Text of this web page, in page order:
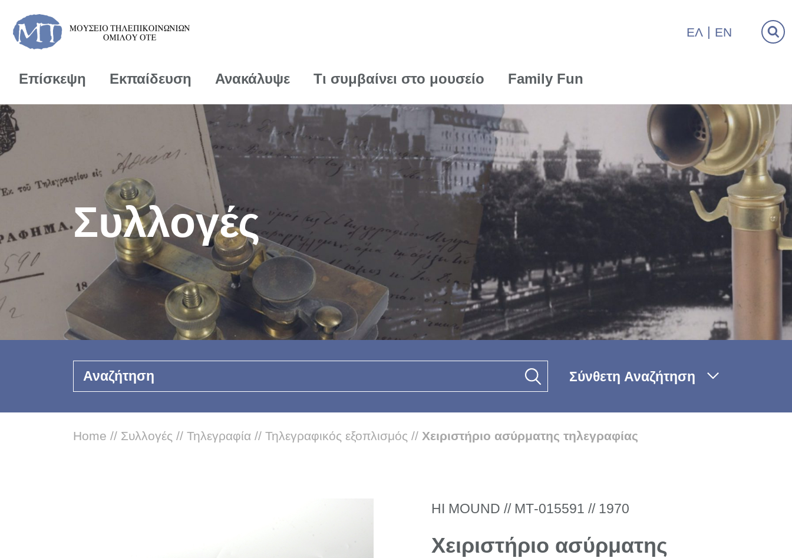
ΕΛ EN
Επίσκεψη Εκπαίδευση Ανακάλυψε Τι συμβαίνει στο μουσείο Family Fun
Συλλογές
Αναζήτηση Σύνθετη Αναζήτηση
Home // Συλλογές // Τηλεγραφία // Τηλεγραφικός εξοπλισμός // Χειριστήριο ασύρματης τηλεγραφίας
HI MOUND // ΜΤ-015591 // 1970
Χειριστήριο ασύρματης